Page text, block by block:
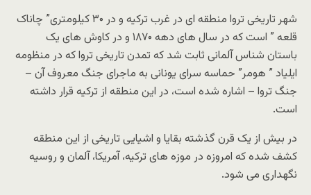
شهر تاریخی تروا منطقه ای در غرب ترکیه و در ۳۰ کیلومتری” چاناک
قلعه ” است که در سال های دهه ۱۸۷۰ و در کاوش های یک
باستان شناس آلمانی ثابت شد که تمدن تاریخی تروا که در منظومه
ایلیاد ” هومر” حماسه سرای یونانی به ماجرای جنگ معروف آن –
جنگ تروا – اشاره شده است، در این منطقه از ترکیه قرار داشته
است.
در بیش از یک قرن گذشته بقایا و اشیایی تاریخی از این منطقه
کشف شده که امروزه در موزه های ترکیه، آمریکا، آلمان و روسیه
نگهداری می شود.